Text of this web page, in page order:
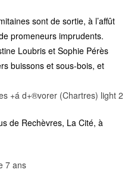
sont de sortie, à l’affût
promeneurs imprudents.
Loubris et Sophie Pérès
buissons et sous-bois, et
de Rechèvres, La Cité, à
7 ans